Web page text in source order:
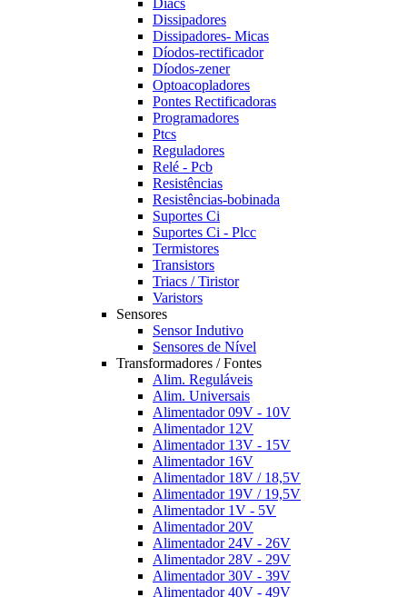
Diacs
Dissipadores
Dissipadores- Micas
Díodos-rectificador
Díodos-zener
Optoacopladores
Pontes Rectificadoras
Programadores
Ptcs
Reguladores
Relé - Pcb
Resistências
Resistências-bobinada
Suportes Ci
Suportes Ci - Plcc
Termistores
Transistors
Triacs / Tiristor
Varistors
Sensores
Sensor Indutivo
Sensores de Nível
Transformadores / Fontes
Alim. Reguláveis
Alim. Universais
Alimentador 09V - 10V
Alimentador 12V
Alimentador 13V - 15V
Alimentador 16V
Alimentador 18V / 18,5V
Alimentador 19V / 19,5V
Alimentador 1V - 5V
Alimentador 20V
Alimentador 24V - 26V
Alimentador 28V - 29V
Alimentador 30V - 39V
Alimentador 40V - 49V